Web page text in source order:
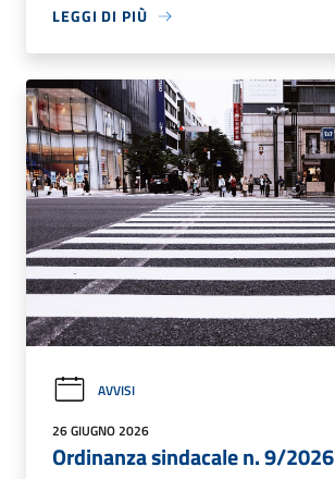
LEGGI DI PIÙ
AVVISI
26 GIUGNO 2026
Ordinanza sindacale n. 9/2026